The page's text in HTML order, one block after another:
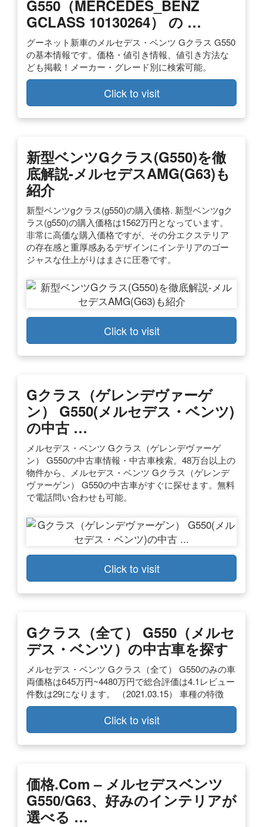
G550（MERCEDES_BENZ
GCLASS 10130264） の …
グーネット新車のメルセデス・ベンツ Gクラス G550
の基本情報です。価格・値引き情報、値引き方法な
ども掲載！メーカー・グレード別に検索可能。
Click to visit
新型ベンツGクラス(G550)を徹
底解説-メルセデスAMG(G63)も
紹介
新型ベンツgクラス(g550)の購入価格. 新型ベンツgク
ラス(g550)の購入価格は1562万円となっています。
非常に高価な購入価格ですが、その分エクステリア
の存在感と重厚感あるデザインにインテリアのゴー
ジャスな仕上がりはまさに圧巻です。
Click to visit
Gクラス（ゲレンデヴァーゲ
ン） G550(メルセデス・ベンツ)
の中古 …
メルセデス・ベンツ Gクラス（ゲレンデヴァーゲ
ン） G550の中古車情報・中古車検索。48万台以上の
物件から、メルセデス・ベンツ Gクラス（ゲレンデ
ヴァーゲン） G550の中古車がすぐに探せます。無料
で電話問い合わせも可能。
Click to visit
Gクラス（全て） G550（メルセ
デス・ベンツ）の中古車を探す
メルセデス・ベンツ Gクラス（全て） G550のみの車
両価格は645万円~4480万円で総合評価は4.1レビュー
件数は29になります。 （2021.03.15） 車種の特徴
Click to visit
価格.com – メルセデスベンツ
G550/G63、好みのインテリアが
選べる …